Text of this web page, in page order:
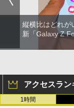
縦横比はどれが
新「Galaxy Z
アクセスラン
1時間